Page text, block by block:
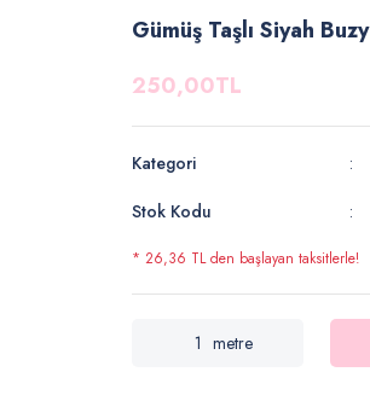
Gümüş Taşlı Siyah Buzy
250,00TL
Kategori
Stok Kodu
* 26,36 TL den başlayan taksitlerle!
metre